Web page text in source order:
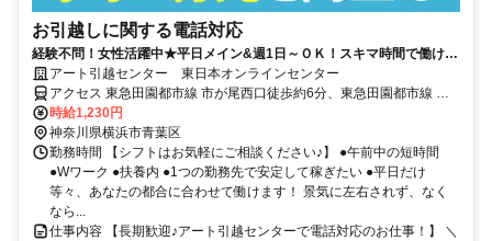
お引越しに関する電話対応
経験不問！女性活躍中★平日メイン&週1日～ＯＫ！スキマ時間で働ける
♪
アート引越センター 東日本オンラインセンター
アクセス 東急田園都市線 市が尾西口徒歩約6分、東急田園都市線 藤
が丘（神奈川県）正面口徒歩約18分 市が尾駅より徒歩6分
時給1,230円
神奈川県横浜市青葉区
勤務時間 【シフトはお気軽にご相談ください♪】 ●午前中の短時間
●Wワーク ●扶養内 ●1つの勤務先で安定して稼ぎたい ●平日だけ
等々、あなたの都合に合わせて働けます！ 景気に左右されず、なく
なら...
仕事内容 【長期歓迎♪アート引越センターで電話対応のお仕事！】 ＼